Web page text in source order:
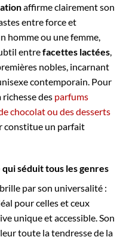
affirme clairement son
entre force et
homme ou une femme,
entrefacettes lactées
nobles, incarnant
contemporain. Pour
des parfums
chocolat ou des desserts
constitue un parfait
séduit tous les genres
brille par son universalité :
pour celles et ceux
unique et accessible. Son
toute la tendresse de la